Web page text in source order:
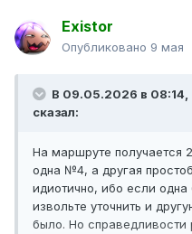
Existor
Опубликовано 9 мая
В 09.05.2026 в 08:14,
сказал:
На маршруте получается
одна №4, а другая
идиотично, ибо если одна
извольте уточнить и
было. Но справедливости